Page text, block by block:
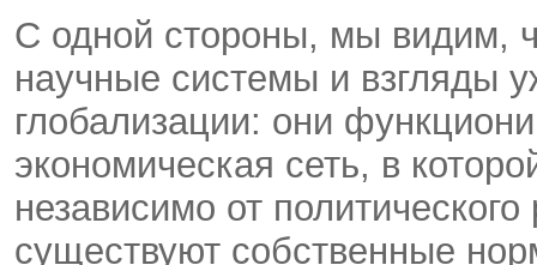
С одной стороны, мы видим,
научные системы и взгляды
глобализации: они
экономическая сеть, в
независимо от
существуют собственные